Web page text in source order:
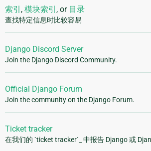
索引 , 模块索引 , or 目录
查找特定信息时比较容易
Django Discord Server
Join the Django Discord Community.
Official Django Forum
Join the community on the Django Forum.
Ticket tracker
在我们的 `ticket tracker`_ 中报告 Django 或